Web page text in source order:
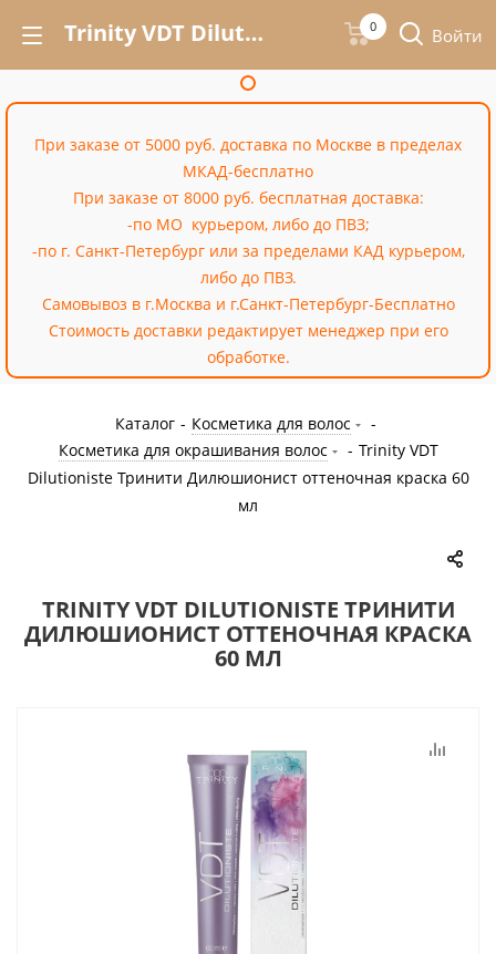
Trinity VDT Dilutioniste Тринити Дилюшионист оттеночная краска 60 мл – купить недорого в Москве в интернет-магазине «Cossale» 0 Войти
При заказе от 5000 руб. доставка по Москве в пределах
МКАД-бесплатно
При заказе от 8000 руб. бесплатная доставка:
-по МО курьером, либо до ПВЗ;
-по г. Санкт-Петербург или за пределами КАД курьером,
либо до ПВЗ.
Самовывоз в г.Москва и г.Санкт-Петербург-Бесплатно
Стоимость доставки редактирует менеджер при его
обработке.
Каталог - Косметика для волос
-
Косметика для окрашивания волос
- Trinity VDT
Dilutioniste Тринити Дилюшионист оттеночная краска 60
мл
TRINITY VDT DILUTIONISTE ТРИНИТИ
ДИЛЮШИОНИСТ ОТТЕНОЧНАЯ КРАСКА
60 МЛ